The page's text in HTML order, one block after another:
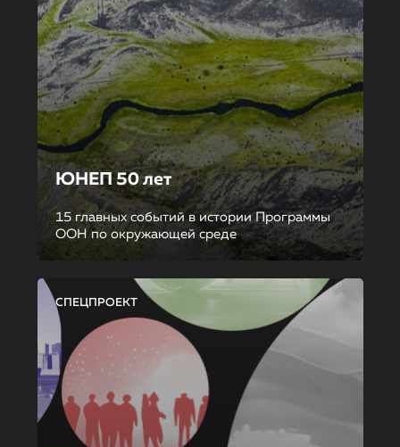
ЮНЕП 50 лет
15 главных событий в истории Программы
ООН по окружающей среде
СПЕЦПРОЕКТ